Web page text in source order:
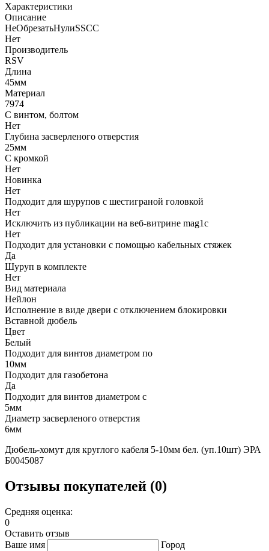
Характеристики
Описание
НеОбрезатьНулиSSCC
Нет
Производитель
RSV
Длина
45мм
Материал
7974
С винтом, болтом
Нет
Глубина засверленого отверстия
25мм
С кромкой
Нет
Новинка
Нет
Подходит для шурупов с шестиграной головкой
Нет
Исключить из публикации на веб-витрине mag1c
Нет
Подходит для установки с помощью кабельных стяжек
Да
Шуруп в комплекте
Нет
Вид материала
Нейлон
Исполнение в виде двери с отключением блокировки
Вставной дюбель
Цвет
Белый
Подходит для винтов диаметром по
10мм
Подходит для газобетона
Да
Подходит для винтов диаметром с
5мм
Диаметр засверленого отверстия
6мм
Дюбель-хомут для круглого кабеля 5-10мм бел. (уп.10шт) ЭРА
Б0045087
Отзывы покупателей (0)
Средняя оценка:
0
Оставить отзыв
Ваше имя
Город